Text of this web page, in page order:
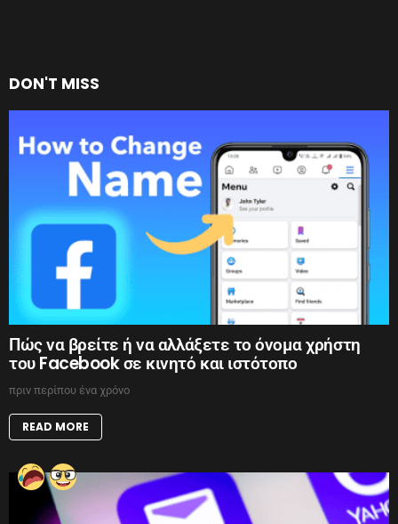
DON'T MISS
Πώς να βρείτε ή να αλλάξετε το όνομα χρήστη
του Facebook σε κινητό και ιστότοπο
πριν περίπου ένα χρόνο
READ MORE